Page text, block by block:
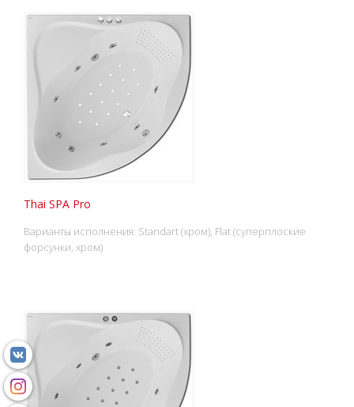
Thai SPA Pro
Варианты исполнения: Standart (хром), Flat (суперплоские
форсунки, хром)